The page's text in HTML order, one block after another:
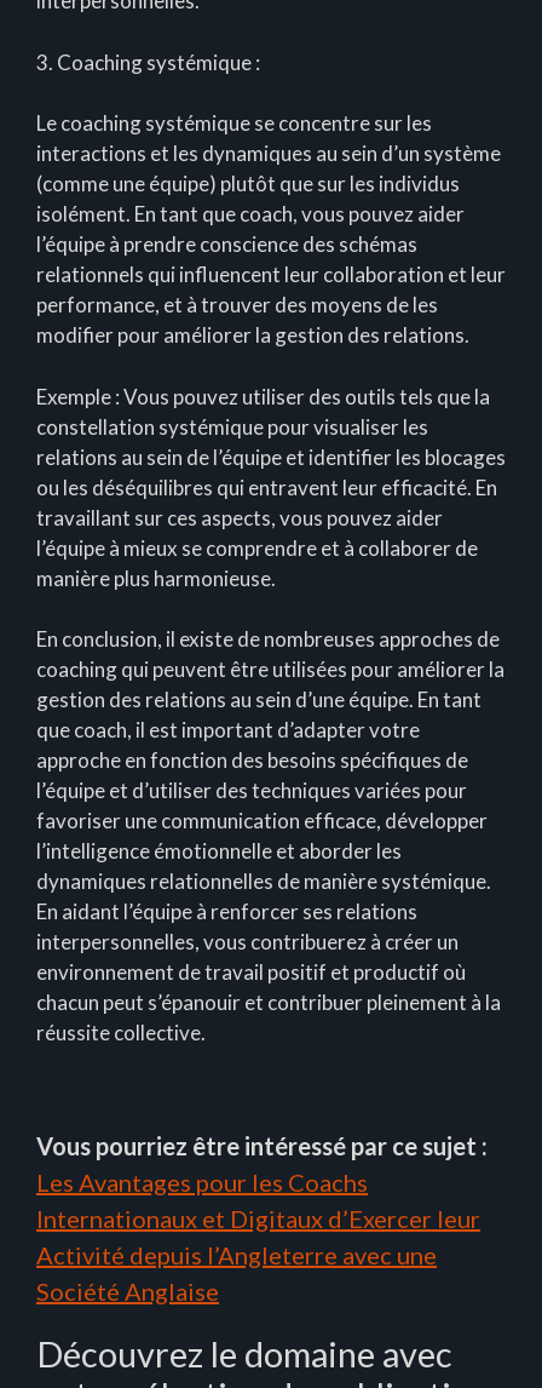
3. Coaching systémique :
Le coaching systémique se concentre sur les
interactions et les dynamiques au sein d’un système
(comme une équipe) plutôt que sur les individus
isolément. En tant que coach, vous pouvez aider
l’équipe à prendre conscience des schémas
relationnels qui influencent leur collaboration et leur
performance, et à trouver des moyens de les
modifier pour améliorer la gestion des relations.
Exemple : Vous pouvez utiliser des outils tels que la
constellation systémique pour visualiser les
relations au sein de l’équipe et identifier les blocages
ou les déséquilibres qui entravent leur efficacité. En
travaillant sur ces aspects, vous pouvez aider
l’équipe à mieux se comprendre et à collaborer de
manière plus harmonieuse.
En conclusion, il existe de nombreuses approches de
coaching qui peuvent être utilisées pour améliorer la
gestion des relations au sein d’une équipe. En tant
que coach, il est important d’adapter votre
approche en fonction des besoins spécifiques de
l’équipe et d’utiliser des techniques variées pour
favoriser une communication efficace, développer
l’intelligence émotionnelle et aborder les
dynamiques relationnelles de manière systémique.
En aidant l’équipe à renforcer ses relations
interpersonnelles, vous contribuerez à créer un
environnement de travail positif et productif où
chacun peut s’épanouir et contribuer pleinement à la
réussite collective.
Vous pourriez être intéressé par ce sujet :
Les Avantages pour les Coachs
Internationaux et Digitaux d’Exercer leur
Activité depuis l’Angleterre avec une
Société Anglaise
Découvrez le domaine avec